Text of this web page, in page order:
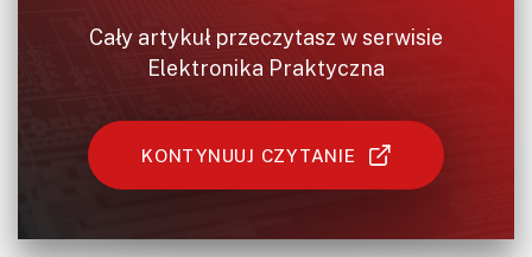
aplikacja Cura – do przygotowania elementów do
oprogramowanie Altium Designer – jeśli
chcielibyśmy ingerować w projekt elektroniczny
urządzenia (schematy i płytki);
Solidworks – jeśli chcielibyśmy zmodyfikować
Cały artykuł przeczytasz w serwisie
Elektronika Praktyczna
KONTYNUUJ CZYTANIE